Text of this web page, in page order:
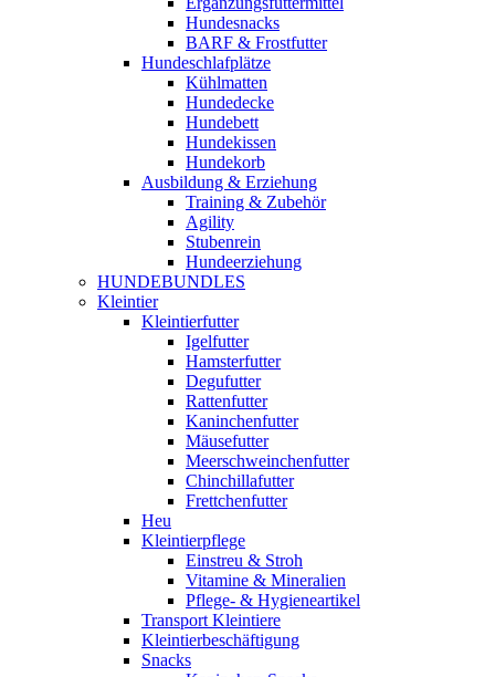
Hundesnacks
BARF & Frostfutter
Hundeschlafplätze
Kühlmatten
Hundedecke
Hundebett
Hundekissen
Hundekorb
Ausbildung & Erziehung
Training & Zubehör
Agility
Stubenrein
Hundeerziehung
HUNDEBUNDLES
Kleintier
Kleintierfutter
Igelfutter
Hamsterfutter
Degufutter
Rattenfutter
Kaninchenfutter
Mäusefutter
Meerschweinchenfutter
Chinchillafutter
Frettchenfutter
Heu
Kleintierpflege
Einstreu & Stroh
Vitamine & Mineralien
Pflege- & Hygieneartikel
Transport Kleintiere
Kleintierbeschäftigung
Snacks